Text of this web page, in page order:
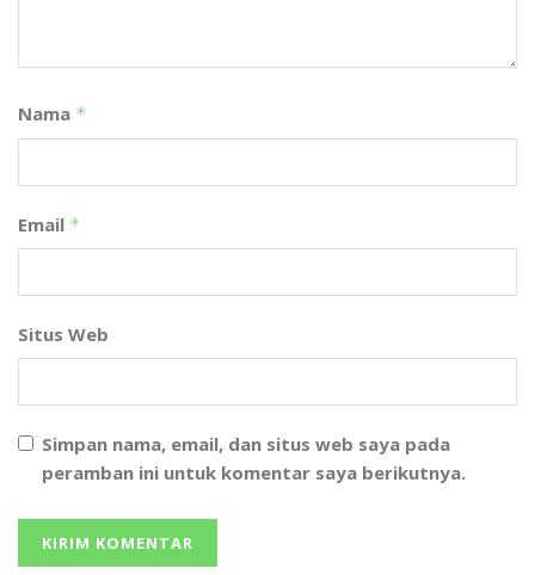
Nama *
Email *
Situs Web
Simpan nama, email, dan situs web saya pada
peramban ini untuk komentar saya berikutnya.